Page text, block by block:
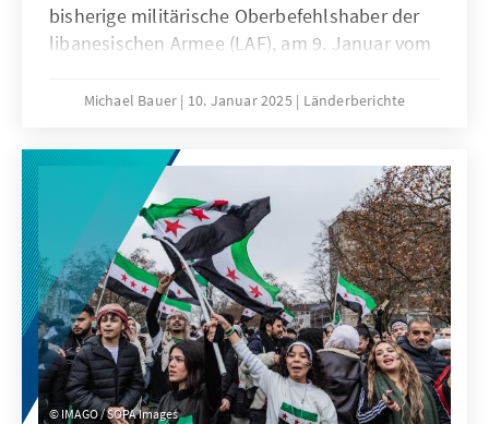
bisherige militärische Oberbefehlshaber der
libanesischen Armee (LAF), am 9. Januar vom
des Landes gewählt. Vorausgegangen waren
Vermittlungsbemühungen, diplomatischer
Druck sowie innerlibanesische Debatten
darüber, wie und mit wem die über zwei Jahre
andauernde Vakanz im Präsidentenpalast
beendet werden kann. Die Erwartungen an
den neuen Präsidenten sind hoch und die
Herausforderungen, vor denen er und das
Land stehen, groß.
Michael Bauer 10. Januar 2025 Länderberichte
IMAGO / SOPA Images